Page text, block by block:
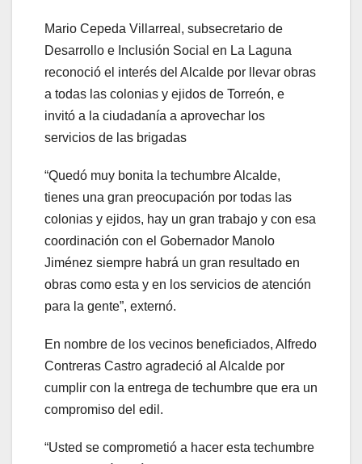
Mario Cepeda Villarreal, subsecretario de
Desarrollo e Inclusión Social en La Laguna
reconoció el interés del Alcalde por llevar obras
a todas las colonias y ejidos de Torreón, e
invitó a la ciudadanía a aprovechar los
servicios de las brigadas
“Quedó muy bonita la techumbre Alcalde,
tienes una gran preocupación por todas las
colonias y ejidos, hay un gran trabajo y con esa
coordinación con el Gobernador Manolo
Jiménez siempre habrá un gran resultado en
obras como esta y en los servicios de atención
para la gente”, externó.
En nombre de los vecinos beneficiados, Alfredo
Contreras Castro agradeció al Alcalde por
cumplir con la entrega de techumbre que era un
compromiso del edil.
“Usted se comprometió a hacer esta techumbre